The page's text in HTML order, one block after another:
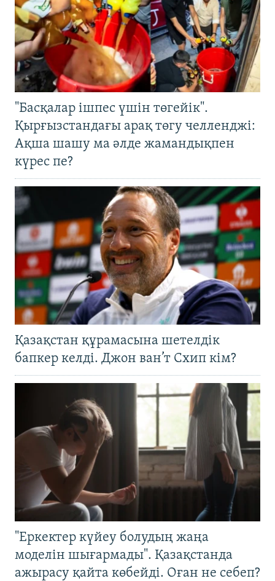
"Басқалар ішпес үшін төгейік".
Қырғызстандағы арақ төгу челленджі:
Ақша шашу ма әлде жамандықпен
күрес пе?
Қазақстан құрамасына шетелдік
бапкер келді. Джон ван’т Схип кім?
"Еркектер күйеу болудың жаңа
моделін шығармады". Қазақстанда
ажырасу қайта көбейді. Оған не себеп?